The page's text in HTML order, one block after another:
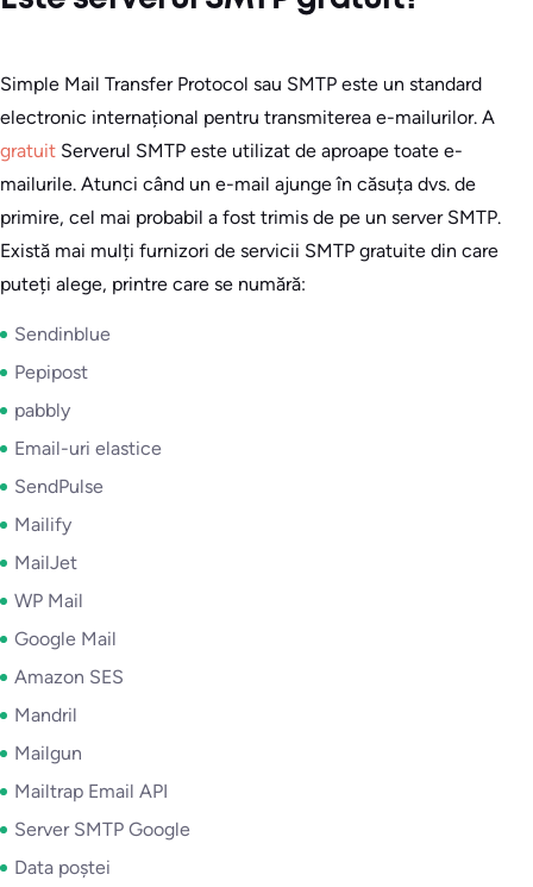
Simple Mail Transfer Protocol sau SMTP este un standard
electronic internațional pentru transmiterea e-mailurilor. A
gratuit Serverul SMTP este utilizat de aproape toate e-
mailurile. Atunci când un e-mail ajunge în căsuța dvs. de
primire, cel mai probabil a fost trimis de pe un server SMTP.
Există mai mulți furnizori de servicii SMTP gratuite din care
puteți alege, printre care se numără:
Sendinblue
Pepipost
pabbly
Email-uri elastice
SendPulse
Mailify
MailJet
WP Mail
Google Mail
Amazon SES
Mandril
Mailgun
Mailtrap Email API
Server SMTP Google
Data poștei